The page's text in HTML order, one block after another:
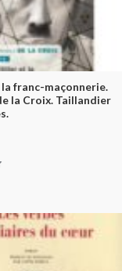
franc-maçonnerie.
la Croix. Taillandier